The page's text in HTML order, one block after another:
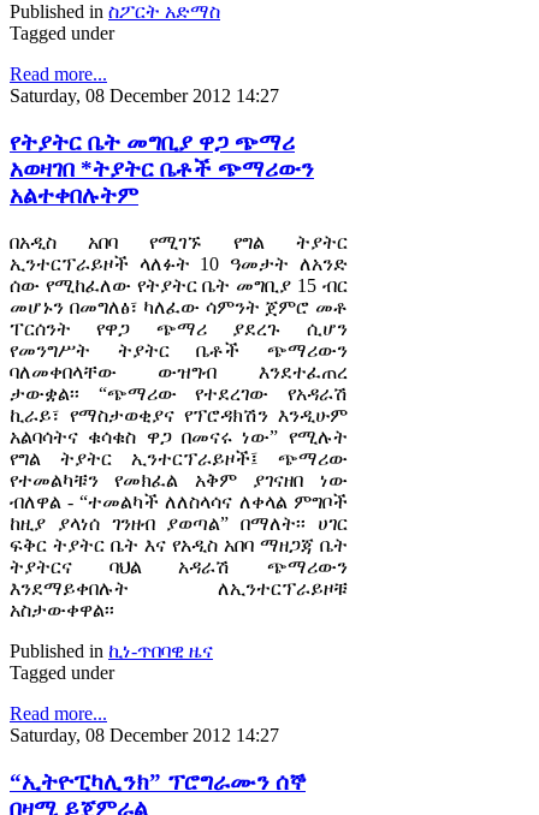
Published in ስፖርት አድማስ
Tagged under
Read more...
Saturday, 08 December 2012 14:27
የትያትር ቤት መግቢያ ዋጋ ጭማሪ
አወዛገበ *ትያትር ቤቶች ጭማሪውን
አልተቀበሉትም
በአዲስ አበባ የሚገኙ የግል ትያትር
ኢንተርፕራይዞች ላለፉት 10 ዓመታት ለአንድ
ሰው የሚከፈለው የትያትር ቤት መግቢያ 15 ብር
መሆኑን በመግለፅ፣ ካለፈው ሳምንት ጀምሮ መቶ
ፐርሰንት የዋጋ ጭማሪ ያደረጉ ሲሆን
የመንግሥት ትያትር ቤቶች ጭማሪውን
ባለመቀበላቸው ውዝግብ እንደተፈጠረ
ታውቋል፡፡ “ጭማሪው የተደረገው የአዳራሽ
ኪራይ፣ የማስታወቂያና የፕሮዳክሽን እንዲሁም
አልባሳትና ቁሳቁስ ዋጋ በመናሩ ነው” የሚሉት
የግል ትያትር ኢንተርፕራይዞች፤ ጭማሪው
የተመልካቹን የመክፈል አቅም ያገናዘበ ነው
ብለዋል - “ተመልካች ለለስላሳና ለቀላል ምግቦች
ከዚያ ያላነሰ ገንዘብ ያወጣል” በማለት፡፡ ሀገር
ፍቅር ትያትር ቤት እና የአዲስ አበባ ማዘጋጃ ቤት
ትያትርና ባህል አዳራሽ ጭማሪውን
እንደማይቀበሉት ለኢንተርፕራይዞቹ
አስታውቀዋል፡፡
Published in ኪነ-ጥበባዊ ዜና
Tagged under
Read more...
Saturday, 08 December 2012 14:27
“ኢትዮፒካሊንክ” ፕሮግራሙን ሰኞ
በዛሚ ይጀምራል